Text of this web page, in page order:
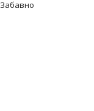
Забавно